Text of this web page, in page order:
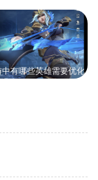
有哪些英雄需要优化